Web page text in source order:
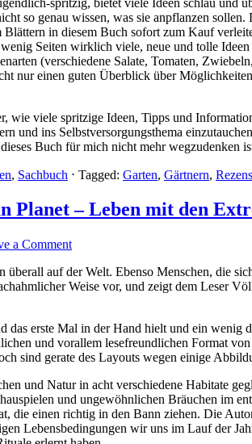
so genau wissen, was sie anpflanzen
in diesem Buch sofort zum Kauf
Seiten wirklich viele, neue und tolle
(verschiedene Salate, Tomaten,
nur einen guten Überblick über
wie viele spritzige Ideen, Tipps und
und ins Selbstversorgungsthema
Buch für mich nicht mehr
, Sachbuch ⋅ Tagged: Garten, Gärtnern,
Planet – Leben mit den
a Comment
überall auf der Welt. Ebenso Menschen, die
Weise vor, und zeigt dem Leser
das erste Mal in der Hand hielt und ein
und vorallem lesefreundlichen Format
sind gerate des Layouts wegen einige
und Natur in acht verschiedene Habitate
und ungewöhnlichen Bräuchen im
die einen richtig in den Bann ziehen. Die
Lebensbedingungen wir uns im Lauf der